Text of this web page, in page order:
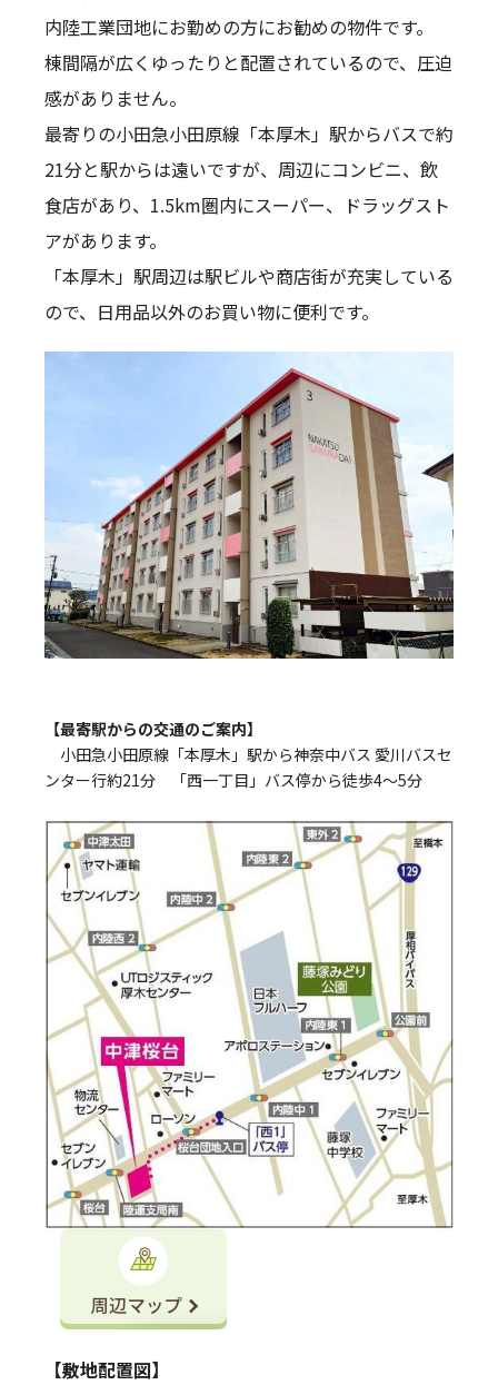
内陸工業団地にお勤めの方にお勧めの物件です。
棟間隔が広くゆったりと配置されているので、圧迫
感がありません。
最寄りの小田急小田原線「本厚木」駅からバスで約
21分と駅からは遠いですが、周辺にコンビニ、飲
食店があり、1.5km圏内にスーパー、ドラッグスト
アがあります。
「本厚木」駅周辺は駅ビルや商店街が充実している
ので、日用品以外のお買い物に便利です。
【最寄駅からの交通のご案内】
小田急小田原線「本厚木」駅から神奈中バス 愛川バスセ
ンター行約21分 「西一丁目」バス停から徒歩4～5分
【敷地配置図】